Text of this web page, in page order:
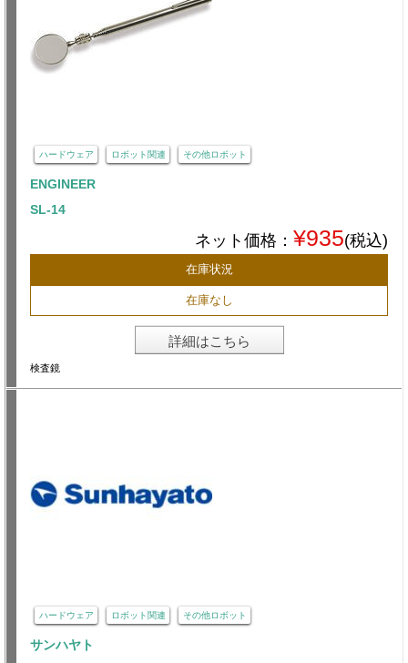
ハードウェア ロボット関連 その他ロボット
ENGINEER
SL-14
ネット価格： ¥935(税込)
在庫状況
在庫なし
詳細はこちら
検査鏡
ハードウェア ロボット関連 その他ロボット
サンハヤト